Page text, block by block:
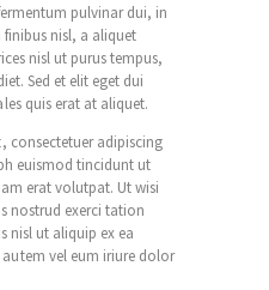
pulvinar dui, in
nisl, a aliquet
nisl ut purus tempus,
Sed et elit eget dui
quis erat at aliquet.
consectetuer adipiscing
euismod tincidunt ut
erat volutpat. Ut wisi
nostrud exerci tation
nisl ut aliquip ex ea
vel eum iriure dolor